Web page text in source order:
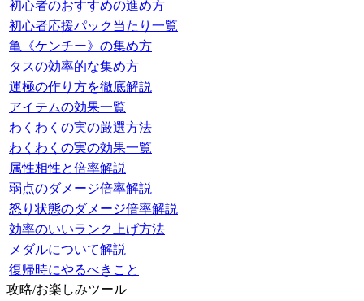
初心者のおすすめの進め方
初心者応援パック当たり一覧
亀《ケンチー》の集め方
タスの効率的な集め方
運極の作り方を徹底解説
アイテムの効果一覧
わくわくの実の厳選方法
わくわくの実の効果一覧
属性相性と倍率解説
弱点のダメージ倍率解説
怒り状態のダメージ倍率解説
効率のいいランク上げ方法
メダルについて解説
復帰時にやるべきこと
攻略/お楽しみツール